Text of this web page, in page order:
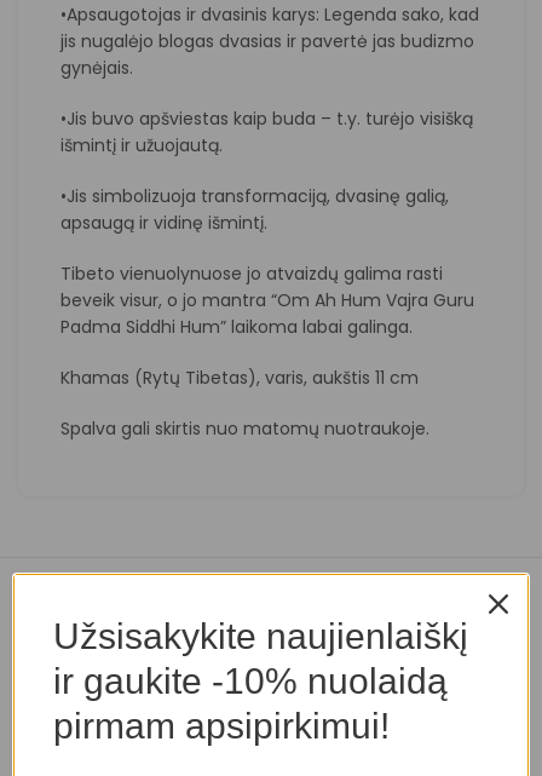
•Apsaugotojas ir dvasinis karys: Legenda sako, kad
jis nugalėjo blogas dvasias ir pavertė jas budizmo
gynėjais.
•Jis buvo apšviestas kaip buda – t.y. turėjo visišką
išmintį ir užuojautą.
•Jis simbolizuoja transformaciją, dvasinę galią,
apsaugą ir vidinę išmintį.
Tibeto vienuolynuose jo atvaizdų galima rasti
beveik visur, o jo mantra “Om Ah Hum Vajra Guru
Padma Siddhi Hum” laikoma labai galinga.
Khamas (Rytų Tibetas), varis, aukštis 11 cm
Spalva gali skirtis nuo matomų nuotraukoje.
Panašios prekės
Užsisakykite naujienlaiškį
ir gaukite -10% nuolaidą
pirmam apsipirkimui!